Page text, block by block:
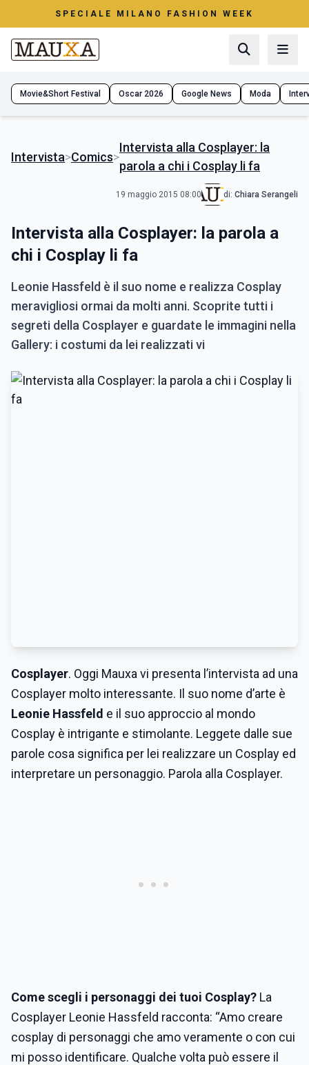
SPECIALE MILANO FASHION WEEK
Movie&Short Festival Oscar 2026 Google News Moda
Intervista>Comics>
Intervista alla Cosplayer: la
parola a chi i Cosplay li fa
19 maggio 2015 08:00 di: Chiara Serangeli
Intervista alla Cosplayer: la parola a
chi i Cosplay li fa
Leonie Hassfeld è il suo nome e realizza Cosplay
meravigliosi ormai da molti anni. Scoprite tutti i
segreti della Cosplayer e guardate le immagini nella
Gallery: i costumi da lei realizzati vi
Cosplayer. Oggi Mauxa vi presenta l’intervista ad una
Cosplayer molto interessante. Il suo nome d’arte è
Leonie Hassfeld e il suo approccio al mondo
Cosplay è intrigante e stimolante. Leggete dalle sue
parole cosa significa per lei realizzare un Cosplay ed
interpretare un personaggio. Parola alla Cosplayer.
Come scegli i personaggi dei tuoi Cosplay? La
Cosplayer Leonie Hassfeld racconta: “Amo creare
cosplay di personaggi che amo veramente o con cui
mi posso identificare. Qualche volta può essere il